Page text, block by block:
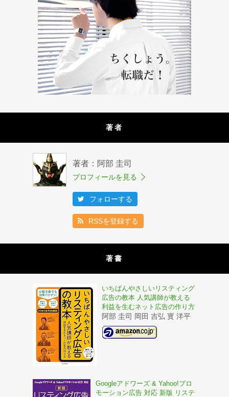
著者
著者：阿部 圭司
プロフィールを見る
フォローする
RSSを登録する
著書
いちばんやさしいリスティング
広告の教本 人気講師が教える
利益を生むネット広告の作り方
阿部 圭司 岡田 吉弘 寳 洋平
Googleアドワーズ & Yahoo!プロ
モーション広告 対応 新版 リステ